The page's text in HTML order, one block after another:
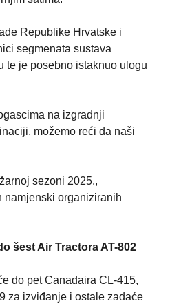
Republike Hrvatske i
segmenata sustava
te je posebno istaknuo ulogu
na izgradnji
možemo reći da naši
sezoni 2025.,
namjenski organiziranih
šest Air Tractora AT-802
do pet Canadaira CL-415,
za izviđanje i ostale zadaće